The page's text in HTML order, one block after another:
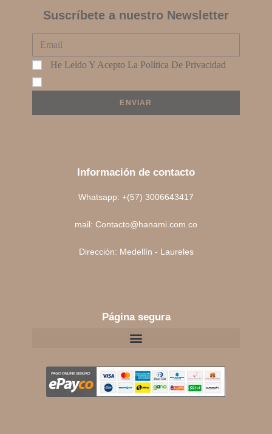
Suscríbete a nuestro Newsletter
He Leído Y Acepto La Política De Privacidad
ENVIAR
Información de contacto
Whatsapp: +(57) 3006643417
mail: Contacto@hanami.com.co
Dirección: Medellín - Laureles
Página segura